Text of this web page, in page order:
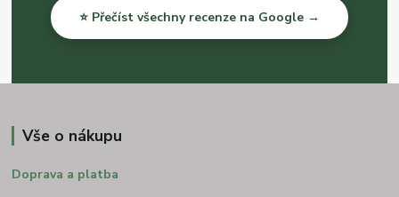
⭐ Přečíst všechny recenze na Google →
Vše o nákupu
Doprava a platba